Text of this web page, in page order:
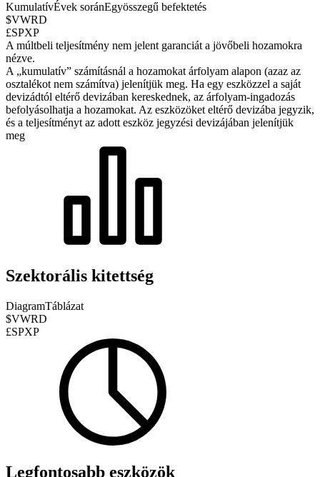
KumulatívÉvek soránEgyösszegű befektetés
$VWRD
£SPXP
A múltbeli teljesítmény nem jelent garanciát a jövőbeli hozamokra
nézve.
A „kumulatív” számításnál a hozamokat árfolyam alapon (azaz az
osztalékot nem számítva) jelenítjük meg. Ha egy eszközzel a saját
devizádtól eltérő devizában kereskednek, az árfolyam-ingadozás
befolyásolhatja a hozamokat. Az eszközöket eltérő devizába jegyzik,
és a teljesítményt az adott eszköz jegyzési devizájában jelenítjük
meg
Szektorális kitettség
DiagramTáblázat
$VWRD
£SPXP
Legfontosabb eszközök